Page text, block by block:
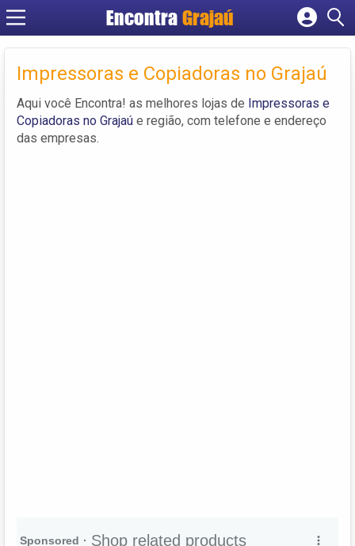
Encontra Grajaú
Cadastrar empresa
Criar conta
Impressoras e Copiadoras no Grajaú
Aqui você Encontra! as melhores lojas de Impressoras e
Copiadoras no Grajaú e região, com telefone e endereço
das empresas.